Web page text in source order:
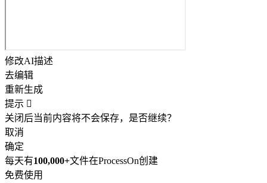
修改AI描述
去编辑
重新生成
提示 
关闭后当前内容将不会保存，是否继续？
取消
确定
每天有100,000+文件在ProcessOn创建
免费使用